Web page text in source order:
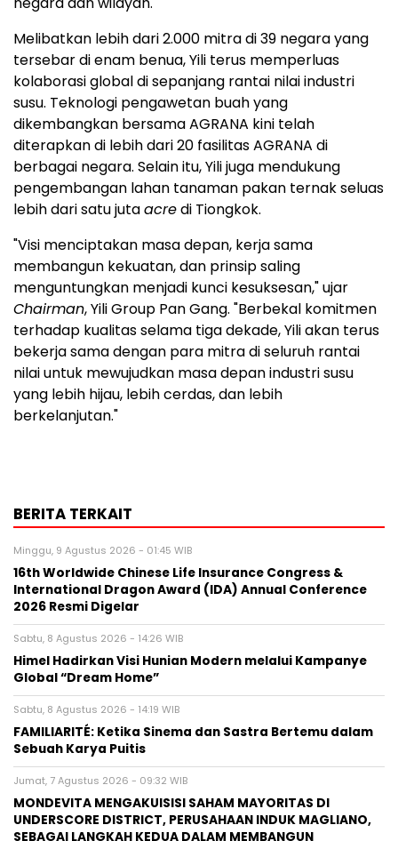
Melibatkan lebih dari 2.000 mitra di 39 negara yang
tersebar di enam benua, Yili terus memperluas
kolaborasi global di sepanjang rantai nilai industri
susu. Teknologi pengawetan buah yang
dikembangkan bersama AGRANA kini telah
diterapkan di lebih dari 20 fasilitas AGRANA di
berbagai negara. Selain itu, Yili juga mendukung
pengembangan lahan tanaman pakan ternak seluas
lebih dari satu jutaacredi Tiongkok.
"Visi menciptakan masa depan, kerja sama
membangun kekuatan, dan prinsip saling
menguntungkan menjadi kunci kesuksesan," ujar
Chairman, Yili Group Pan Gang. "Berbekal komitmen
terhadap kualitas selama tiga dekade, Yili akan terus
bekerja sama dengan para mitra di seluruh rantai
nilai untuk mewujudkan masa depan industri susu
yang lebih hijau, lebih cerdas, dan lebih
berkelanjutan."
BERITA TERKAIT
Minggu, 9 Agustus 2026 - 01:45 WIB
16th Worldwide Chinese Life Insurance Congress &
International Dragon Award (IDA) Annual Conference
2026 Resmi Digelar
Sabtu, 8 Agustus 2026 - 14:26 WIB
Himel Hadirkan Visi Hunian Modern melalui Kampanye
Global “Dream Home”
Sabtu, 8 Agustus 2026 - 14:19 WIB
FAMILIARITÉ: Ketika Sinema dan Sastra Bertemu dalam
Sebuah Karya Puitis
Jumat, 7 Agustus 2026 - 09:32 WIB
MONDEVITA MENGAKUISISI SAHAM MAYORITAS DI
UNDERSCORE DISTRICT, PERUSAHAAN INDUK MAGLIANO,
SEBAGAI LANGKAH KEDUA DALAM MEMBANGUN